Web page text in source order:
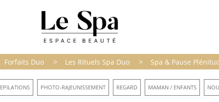
Forfaits Duo > Les Rituels Spa Duo > Spa & Pause
EPILATIONS PHOTO-RAJEUNISSEMENT REGARD MAMAN / ENFANTS